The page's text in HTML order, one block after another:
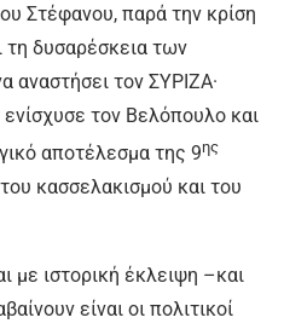
Στέφανου, παρά την κρίση
τη δυσαρέσκεια των
αναστήσει τον ΣΥΡΙΖΑ·
τον Βελόπουλο και
αποτέλεσμα της 9ης
κασσελακισμού και του
με ιστορική έκλειψη –και
είναι οι πολιτικοί